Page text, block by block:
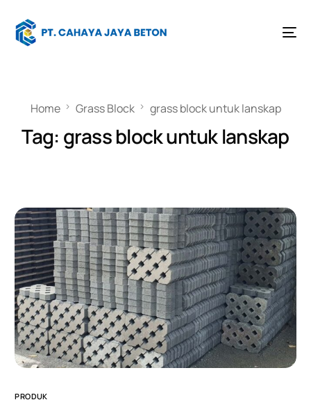
Home Grass Block grass block untuk lanskap
Tag: grass block untuk lanskap
PRODUK